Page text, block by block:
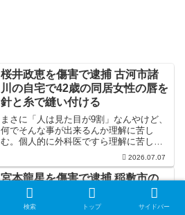
桜井政恵を傷害で逮捕 古河市諸
川の自宅で42歳の同居女性の唇を
針と糸で縫い付ける
まさに「人は見た目が9割」なんやけど、
何でそんな事が出来るんか理解に苦し
む。個人的に外科医ですら理解に苦しむ
のに、人の体を切り刻んだり、縫い付け
たりって考えただけでゾッとする。
2026.07.07
宮本龍星を傷害で逮捕 稲敷市の
公園で小学生男児4人に背負い投
げをして全治2週間のケガを負わ
検索 トップ サイドバー